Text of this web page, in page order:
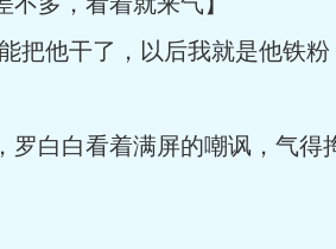
他干了，以后我就是他铁粉
白白看着满屏的嘲讽，气得